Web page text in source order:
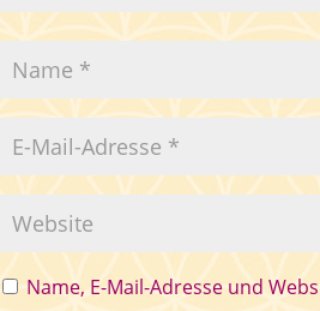
Name, E-Mail-Adresse und